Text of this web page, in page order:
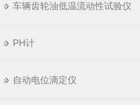
车辆齿轮油低温流动性试验仪
PH计
自动电位滴定仪